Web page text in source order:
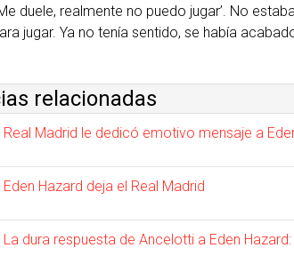
duele, realmente no puedo jugar’. No
jugar. Ya no tenía sentido, se había
relacionadas
Real Madrid le dedicó emotivo mensaje a
Eden Hazard deja el Real Madrid
La dura respuesta de Ancelotti a Eden